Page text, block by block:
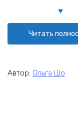
Читать
Автор: Ольга Шо